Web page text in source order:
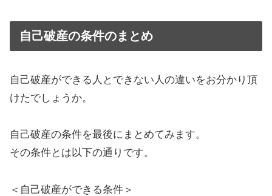
自己破産の条件のまとめ
自己破産ができる人とできない人の違いをお分かり頂
けたでしょうか。
自己破産の条件を最後にまとめてみます。
その条件とは以下の通りです。
＜自己破産ができる条件＞